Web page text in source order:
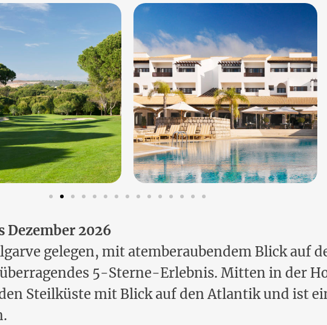
Dezember 2026
gelegen, mit atemberaubendem Blick auf
5-Sterne-Erlebnis. Mitten in der
Steilküste mit Blick auf den Atlantik und ist